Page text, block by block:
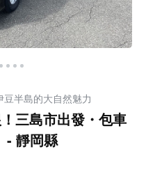
半島的大自然魅力
三島市出發・包車
- 靜岡縣